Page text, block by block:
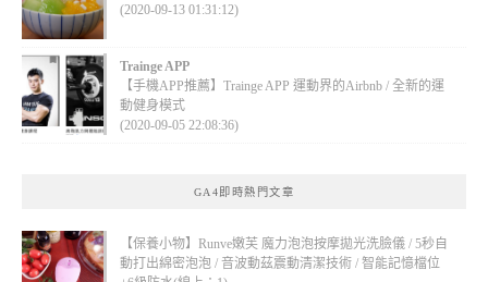
(2020-09-13 01:31:12)
Trainge APP
【手機APP推薦】Trainge APP 運動界的Airbnb / 全新的運
動健身模式
(2020-09-05 22:08:36)
GA4即時熱門文章
【保養小物】Runve嫩芙 魔力泡泡按摩拋光洗臉儀 / 5秒自
動打出綿密泡泡 / 音波動茲震動清潔技術 / 智能記憶檔位